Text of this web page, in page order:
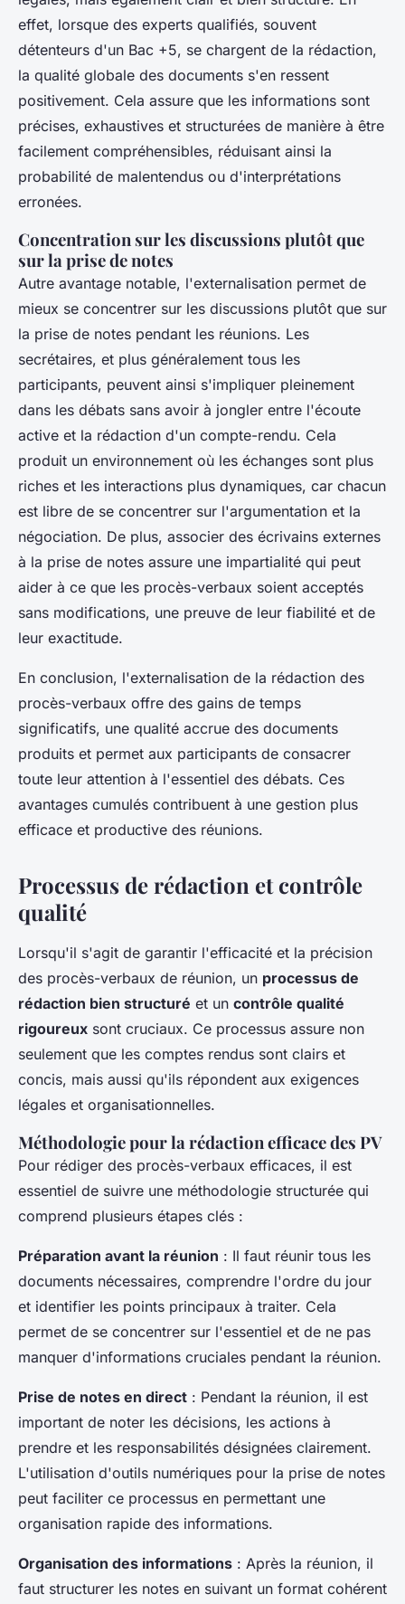
effet, lorsque des experts qualifiés, souvent
détenteurs d'un Bac +5, se chargent de la rédaction,
la qualité globale des documents s'en ressent
positivement. Cela assure que les informations sont
précises, exhaustives et structurées de manière à être
facilement compréhensibles, réduisant ainsi la
probabilité de malentendus ou d'interprétations
erronées.
Concentration sur les discussions plutôt que
sur la prise de notes
Autre avantage notable, l'externalisation permet de
mieux se concentrer sur les discussions plutôt que sur
la prise de notes pendant les réunions. Les
secrétaires, et plus généralement tous les
participants, peuvent ainsi s'impliquer pleinement
dans les débats sans avoir à jongler entre l'écoute
active et la rédaction d'un compte-rendu. Cela
produit un environnement où les échanges sont plus
riches et les interactions plus dynamiques, car chacun
est libre de se concentrer sur l'argumentation et la
négociation. De plus, associer des écrivains externes
à la prise de notes assure une impartialité qui peut
aider à ce que les procès-verbaux soient acceptés
sans modifications, une preuve de leur fiabilité et de
leur exactitude.
En conclusion, l'externalisation de la rédaction des
procès-verbaux offre des gains de temps
significatifs, une qualité accrue des documents
produits et permet aux participants de consacrer
toute leur attention à l'essentiel des débats. Ces
avantages cumulés contribuent à une gestion plus
efficace et productive des réunions.
Processus de rédaction et contrôle
qualité
Lorsqu'il s'agit de garantir l'efficacité et la précision
des procès-verbaux de réunion, un processus de
rédaction bien structuré et un contrôle qualité
rigoureux sont cruciaux. Ce processus assure non
seulement que les comptes rendus sont clairs et
concis, mais aussi qu'ils répondent aux exigences
légales et organisationnelles.
Méthodologie pour la rédaction efficace des PV
Pour rédiger des procès-verbaux efficaces, il est
essentiel de suivre une méthodologie structurée qui
comprend plusieurs étapes clés :
Préparation avant la réunion : Il faut réunir tous les
documents nécessaires, comprendre l'ordre du jour
et identifier les points principaux à traiter. Cela
permet de se concentrer sur l'essentiel et de ne pas
manquer d'informations cruciales pendant la réunion.
Prise de notes en direct : Pendant la réunion, il est
important de noter les décisions, les actions à
prendre et les responsabilités désignées clairement.
L'utilisation d'outils numériques pour la prise de notes
peut faciliter ce processus en permettant une
organisation rapide des informations.
Organisation des informations : Après la réunion, il
faut structurer les notes en suivant un format cohérent